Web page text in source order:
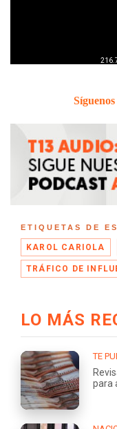
Síguenos
ETIQUETAS DE
KAROL CARIOLA
TRÁFICO DE
LO MÁS
TE
para